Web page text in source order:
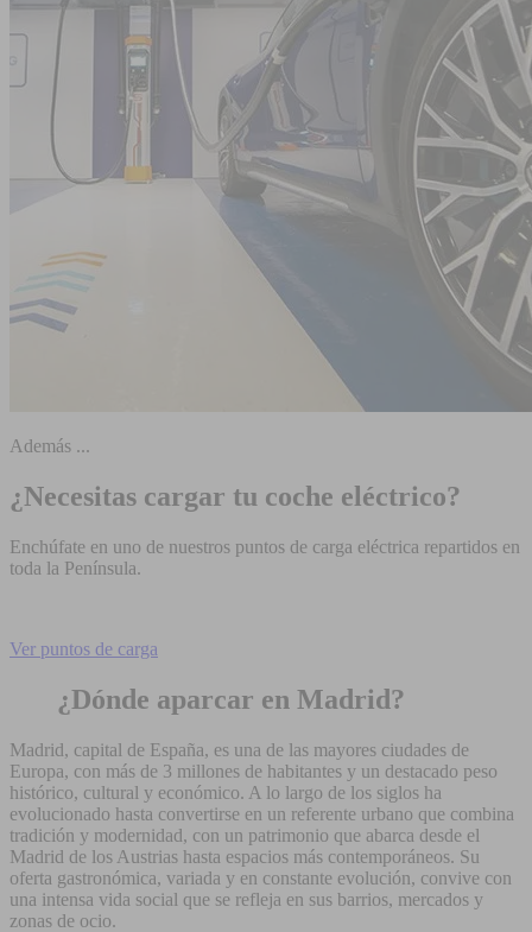
Además ...
¿Necesitas cargar tu coche eléctrico?
Enchúfate en uno de nuestros puntos de carga eléctrica repartidos en
toda la Península.
Ver puntos de carga
¿Dónde aparcar en Madrid?
Madrid, capital de España, es una de las mayores ciudades de
Europa, con más de 3 millones de habitantes y un destacado peso
histórico, cultural y económico. A lo largo de los siglos ha
evolucionado hasta convertirse en un referente urbano que combina
tradición y modernidad, con un patrimonio que abarca desde el
Madrid de los Austrias hasta espacios más contemporáneos. Su
oferta gastronómica, variada y en constante evolución, convive con
una intensa vida social que se refleja en sus barrios, mercados y
zonas de ocio.